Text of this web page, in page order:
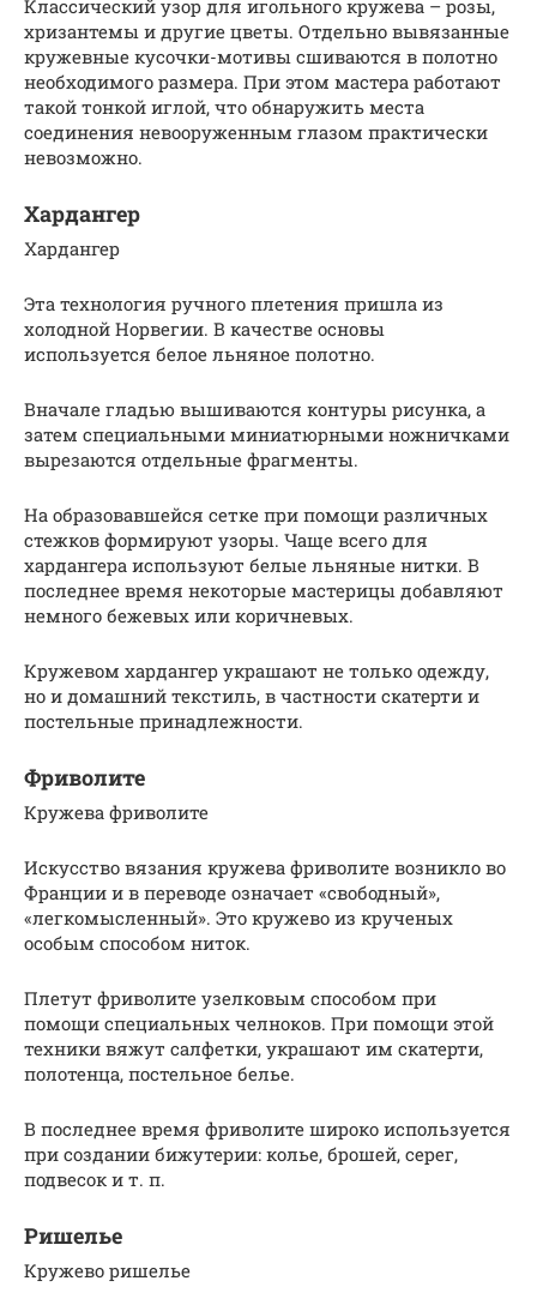
Классический узор для игольного кружева – розы,
хризантемы и другие цветы. Отдельно вывязанные
кружевные кусочки-мотивы сшиваются в полотно
необходимого размера. При этом мастера работают
такой тонкой иглой, что обнаружить места
соединения невооруженным глазом практически
невозможно.
Хардангер
Хардангер
Эта технология ручного плетения пришла из
холодной Норвегии. В качестве основы
используется белое льняное полотно.
Вначале гладью вышиваются контуры рисунка, а
затем специальными миниатюрными ножничками
вырезаются отдельные фрагменты.
На образовавшейся сетке при помощи различных
стежков формируют узоры. Чаще всего для
хардангера используют белые льняные нитки. В
последнее время некоторые мастерицы добавляют
немного бежевых или коричневых.
Кружевом хардангер украшают не только одежду,
но и домашний текстиль, в частности скатерти и
постельные принадлежности.
Фриволите
Кружева фриволите
Искусство вязания кружева фриволите возникло во
Франции и в переводе означает «свободный»,
«легкомысленный». Это кружево из крученых
особым способом ниток.
Плетут фриволите узелковым способом при
помощи специальных челноков. При помощи этой
техники вяжут салфетки, украшают им скатерти,
полотенца, постельное белье.
В последнее время фриволите широко используется
при создании бижутерии: колье, брошей, серег,
подвесок и т. п.
Ришелье
Кружево ришелье